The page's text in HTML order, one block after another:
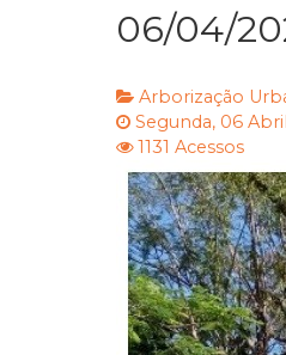
06/04/
Arborização
Segunda, 06
1131 Acessos